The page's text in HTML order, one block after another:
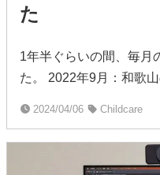
た
1年半ぐらいの間、毎月
た。 2022年9月：和歌
2024/04/06 Childcare